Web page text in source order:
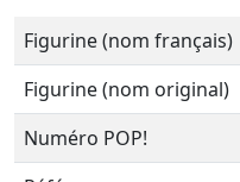
Figurine (nom français)
Figurine (nom original)
Numéro POP!